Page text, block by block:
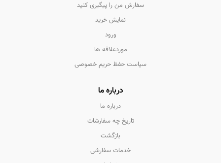
سفارش من را پیگیری کنید
نمایش خرید
ورود
موردعلاقه ها
سیاست حفظ حریم خصوصی
درباره ما
درباره ما
تاریخ چه سفارشات
بازگشت
خدمات سفارشی